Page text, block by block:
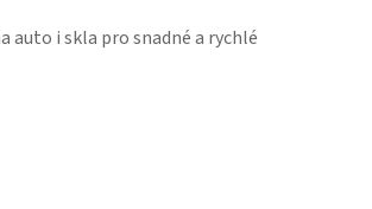
auto i skla pro snadné a rychlé